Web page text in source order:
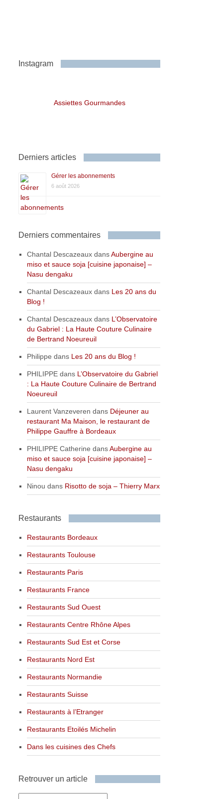
Instagram
Assiettes Gourmandes
Derniers articles
Gérer les abonnements
6 août 2026
Derniers commentaires
Chantal Descazeaux dansAubergine au
miso et sauce soja [cuisine japonaise] –
Nasu dengaku
Chantal Descazeaux dans Les 20 ans du
Blog !
Chantal Descazeaux dans L’Observatoire
du Gabriel : La Haute Couture Culinaire
de Bertrand Noeureuil
Philippe dans Les 20 ans du Blog !
PHILIPPE dans L’Observatoire du Gabriel
: La Haute Couture Culinaire de Bertrand
Noeureuil
Laurent Vanzeveren dans Déjeuner au
restaurant Ma Maison, le restaurant de
Philippe Gauffre à Bordeaux
PHILIPPE Catherine dansAubergine au
miso et sauce soja [cuisine japonaise] –
Nasu dengaku
Ninou dans Risotto de soja – Thierry Marx
Restaurants
Restaurants Bordeaux
Restaurants Toulouse
Restaurants Paris
Restaurants France
Restaurants Sud Ouest
Restaurants Centre Rhône Alpes
Restaurants Sud Est et Corse
Restaurants Nord Est
Restaurants Normandie
Restaurants Suisse
Restaurants à l’Etranger
Restaurants Etoilés Michelin
Dans les cuisines des Chefs
Retrouver un article